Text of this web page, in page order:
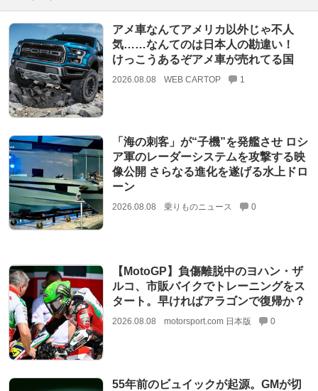
アメ車なんてアメリカ以外じゃ不人
気……なんてのは日本人の勘違い！
けっこうあるぞアメ車が売れてる国
2026.08.08 WEB CARTOP 1
「海の刺客」が“子機”を発艦させ ロシ
ア軍のレーダーシステムを攻撃する映
像公開 さらなる進化を遂げる水上ドロ
ーン
2026.08.08 乗りものニュース 0
【MotoGP】負傷離脱中のヨハン・ザ
ルコ、市販バイクでトレーニングをス
タート。早ければアラゴンで復帰か？
2026.08.08 motorsport.com 日本版 0
55年前のビュイックが起源。GMが切